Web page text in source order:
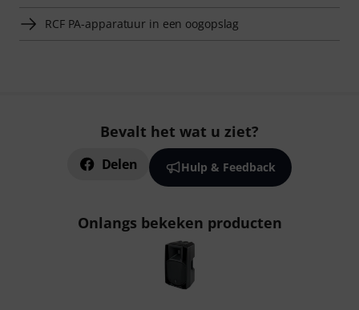
RCF PA-apparatuur in een oogopslag
Bevalt het wat u ziet?
Delen Hulp & Feedback
Onlangs bekeken producten